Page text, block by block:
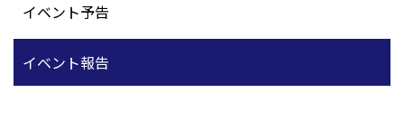
イベント予告
イベント報告